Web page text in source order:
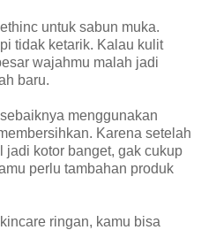
untuk sabun muka.
tidak ketarik. Kalau kulit
wajahmu malah jadi
baru.
menggunakan
Karena setelah
jadi kotor banget, gak cukup
perlu tambahan produk
ringan, kamu bisa